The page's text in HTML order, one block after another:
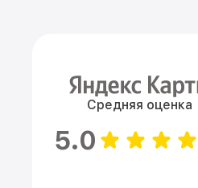
Средняя оценка
5.0